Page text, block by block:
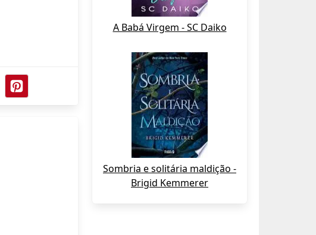
A Babá Virgem - SC Daiko
Sombria e solitária maldição -
Brigid Kemmerer